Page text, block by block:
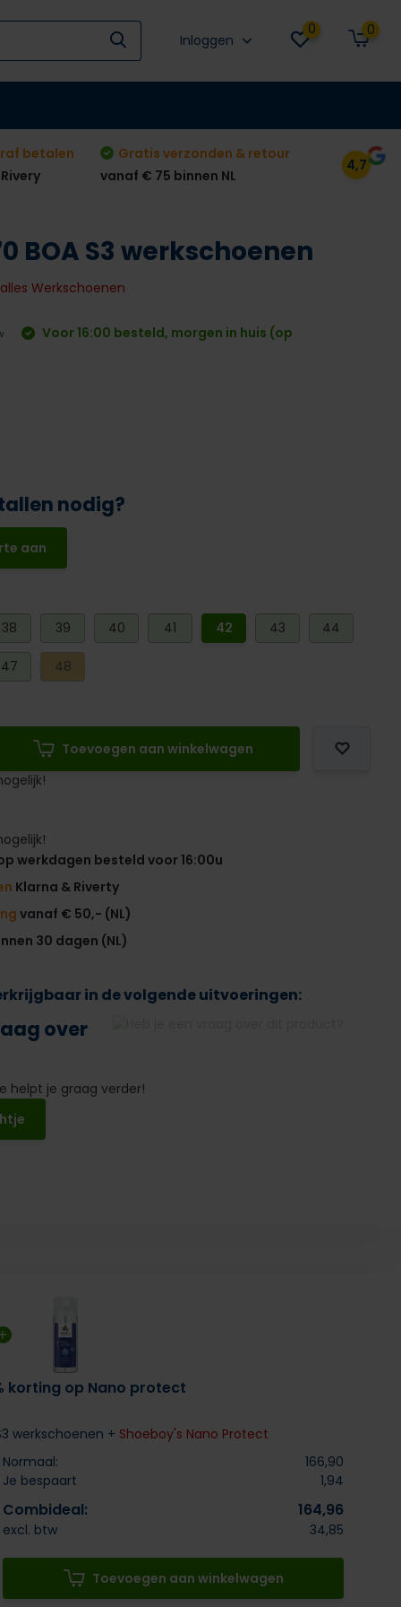
Inloggen
0 0
betalen
Gratis verzonden & retour
vanaf € 75 binnen NL
4,7
BOA S3 werkschoenen
Werkschoenen
Voor 16:00 besteld, morgen in huis (op
nodig?
aan
38 39 40 41 42 43 44
47 48
Toevoegen aan winkelwagen
werkdagen besteld voor 16:00u
Klarna & Riverty
vanaf € 50,- (NL)
30 dagen (NL)
in de volgende uitvoeringen:
over
helpt je graag verder!
korting op Nano protect
werkschoenen + Shoeboy's Nano Protect
Normaal:
166,90
Je bespaart
1,94
Combideal: 164,96
excl. btw 34,85
Toevoegen aan winkelwagen